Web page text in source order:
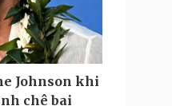
Johnson khi
chê bai